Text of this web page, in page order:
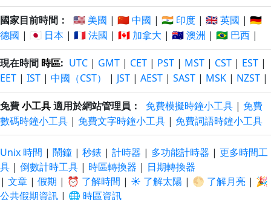
國家目前時間： 🇺🇸 美國 | 🇨🇳 中國 | 🇮🇳 印度 | 🇬🇧 英國 | 🇩🇪
德國 | 🇯🇵 日本 | 🇫🇷 法國 | 🇨🇦 加拿大 | 🇦🇺 澳洲 | 🇧🇷 巴西 |
現在時間 時區: UTC | GMT | CET | PST | MST | CST | EST |
EET | IST | 中國（CST） | JST | AEST | SAST | MSK | NZST |
免費小工具適用於網站管理員： 免費模擬時鐘小工具 | 免費
數碼時鐘小工具 | 免費文字時鐘小工具 | 免費詞語時鐘小工具
Unix 時間 | 鬧鐘 | 秒錶 | 計時器 | 多功能計時器 | 更多時間工
具 | 倒數計時工具 | 時區轉換器 | 日期轉換器
| 文章 | 假期 | ⏰ 了解時間 | ☀️ 了解太陽 | 🌕 了解月亮 | 🎉
公共假期資訊 | 🌐 時區資訊